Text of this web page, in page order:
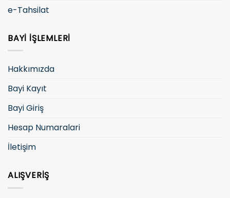
e-Tahsilat
BAYI İŞLEMLERI
Hakkımızda
Bayi Kayıt
Bayi Giriş
Hesap Numaralari
İletişim
ALIŞVERIŞ